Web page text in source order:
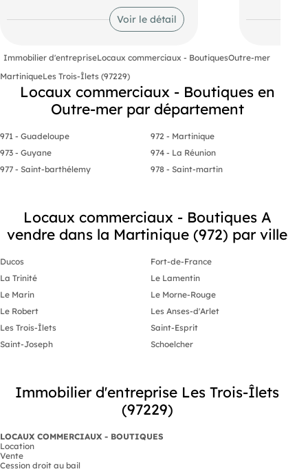
Voir le détail
Immobilier d'entrepriseLocaux commerciaux - BoutiquesOutre-mer
MartiniqueLes Trois-Îlets (97229)
Locaux commerciaux - Boutiques en
Outre-mer par département
971 - Guadeloupe
972 - Martinique
973 - Guyane
974 - La Réunion
977 - Saint-barthélemy
978 - Saint-martin
Locaux commerciaux - Boutiques A
vendre dans la Martinique (972) par ville
Ducos
Fort-de-France
La Trinité
Le Lamentin
Le Marin
Le Morne-Rouge
Le Robert
Les Anses-d'Arlet
Les Trois-Îlets
Saint-Esprit
Saint-Joseph
Schoelcher
Immobilier d'entreprise Les Trois-Îlets
(97229)
LOCAUX COMMERCIAUX - BOUTIQUES
Location
Vente
Cession droit au bail